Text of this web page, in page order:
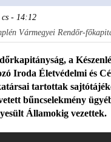
- 14:12
Vármegyei Rendőr-
a
Iroda Életvédelmi és
tartottak
bűncselekmény
Államokig vezettek.